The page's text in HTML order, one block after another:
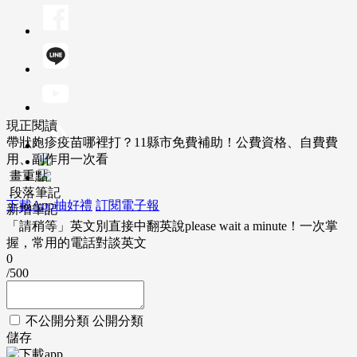
下載App抽好禮 訂閱電子報
現正閱讀
帶狀皰疹疫苗哪裡打？11縣市免費補助！公費資格、自費費
用、副作用一次看
畫重點
段落筆記
新增筆記
「請稍等」英文別直接中翻英說please wait a minute！一次掌
握，常用的電話對談英文
0
/500
不公開分類 公開分類
儲存